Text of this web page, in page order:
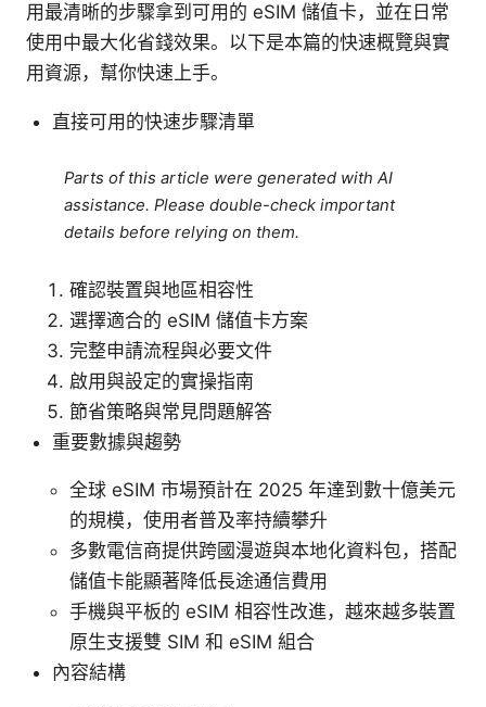
用最清晰的步驟拿到可用的 eSIM 儲值卡，並在日常
使用中最大化省錢效果。以下是本篇的快速概覽與實
用資源，幫你快速上手。
直接可用的快速步驟清單
Parts of this article were generated with AI
assistance. Please double-check important
details before relying on them.
確認裝置與地區相容性
選擇適合的 eSIM 儲值卡方案
完整申請流程與必要文件
啟用與設定的實操指南
節省策略與常見問題解答
重要數據與趨勢
全球 eSIM 市場預計在 2025 年達到數十億美元
的規模，使用者普及率持續攀升
多數電信商提供跨國漫遊與本地化資料包，搭配
儲值卡能顯著降低長途通信費用
手機與平板的 eSIM 相容性改進，越來越多裝置
原生支援雙 SIM 和 eSIM 組合
內容結構